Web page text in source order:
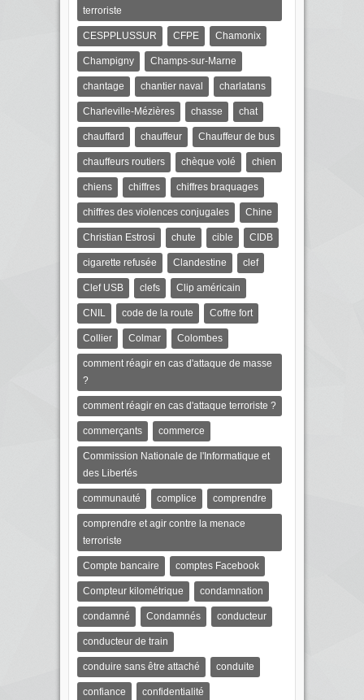
terroriste
CESPPLUSSUR CFPE Chamonix
Champigny Champs-sur-Marne
chantage chantier naval charlatans
Charleville-Mézières chasse chat
chauffard chauffeur Chauffeur de bus
chauffeurs routiers chèque volé chien
chiens chiffres chiffres braquages
chiffres des violences conjugales Chine
Christian Estrosi chute cible CIDB
cigarette refusée Clandestine clef
Clef USB clefs Clip américain
CNIL code de la route Coffre fort
Collier Colmar Colombes
comment réagir en cas d'attaque de masse
?
comment réagir en cas d'attaque terroriste ?
commerçants commerce
Commission Nationale de l'Informatique et
des Libertés
communauté complice comprendre
comprendre et agir contre la menace
terroriste
Compte bancaire comptes Facebook
Compteur kilométrique condamnation
condamné Condamnés conducteur
conducteur de train
conduire sans être attaché conduite
confiance confidentialité